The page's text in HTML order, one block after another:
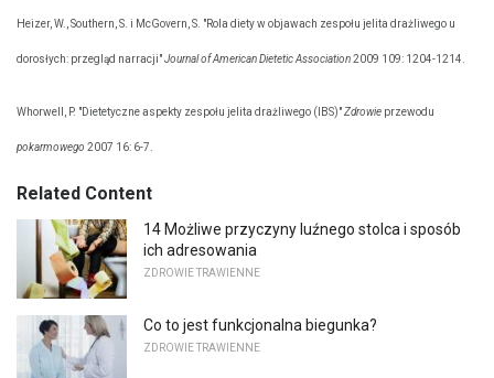
Heizer, W., Southern, S. i McGovern, S. "Rola diety w objawach zespołu jelita drażliwego u
dorosłych: przegląd narracji"Journal of American Dietetic Association2009 109: 1204-1214.
Whorwell, P. "Dietetyczne aspekty zespołu jelita drażliwego (IBS)"Zdrowie przewodu
pokarmowego 2007 16: 6-7.
Related Content
14 Możliwe przyczyny luźnego stolca i sposób
ich adresowania
ZDROWIE TRAWIENNE
Co to jest funkcjonalna biegunka?
ZDROWIE TRAWIENNE